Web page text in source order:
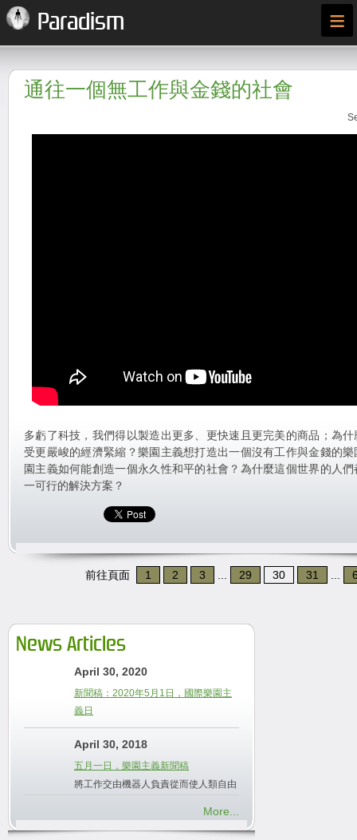
Paradism ≡
通往一個無工作與金錢的社會
多虧了科技，我們得以製造出更多、更快速且更完美的商品；為
受更嚴峻的經濟緊縮？樂園主義想打造出一個沒有工作與金錢的
園主義如何能創造一個永久性和平的社會？為什麼這個世界的人
一可行的解決方案？
前往頁面 1 2 3 29 30 31
News Articles
April 30, 2020
新聞稿：2020年5月1日，國際樂園主
義日
April 30, 2018
五月一日，樂園主義新聞稿
將工作交由機器人負責從而使人類自由
More...